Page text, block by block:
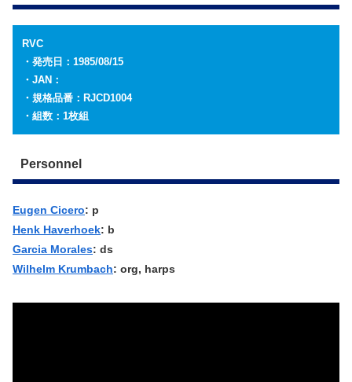
RVC
・発売日：1985/08/15
・JAN：
・規格品番：RJCD1004
・組数：1枚組
Personnel
Eugen Cicero: p
Henk Haverhoek: b
Garcia Morales: ds
Wilhelm Krumbach: org, harps